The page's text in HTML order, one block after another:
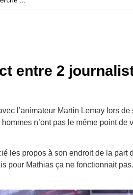
entre 2
l’animateur Martin Lemay lors de
n’ont pas le même point de
les propos à son endroit de la part
pour Mathias ça ne fonctionnait